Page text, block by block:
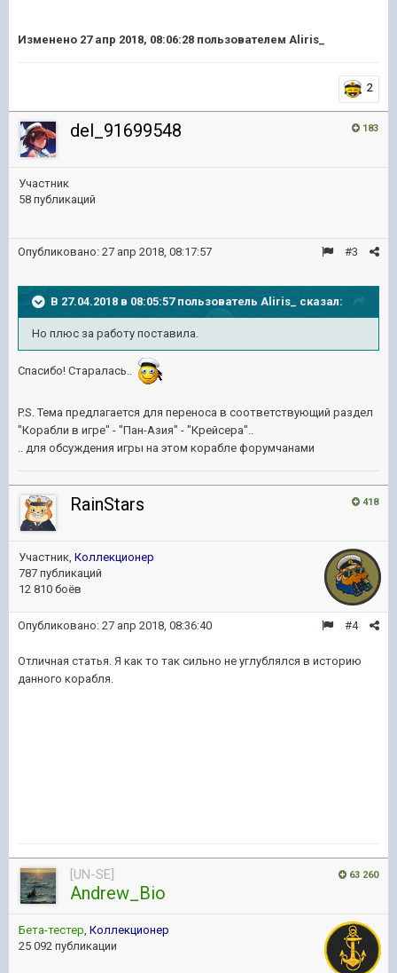
Изменено 27 апр 2018, 08:06:28 пользователем Aliris_
2
183
del_91699548
Участник
58 публикаций
#3
Опубликовано: 27 апр 2018, 08:17:57
В 27.04.2018 в 08:05:57 пользователь Aliris_ сказал:
Но плюс за работу поставила.
Спасибо! Старалась..
P.S. Тема предлагается для переноса в соответствующий раздел
"Корабли в игре" - "Пан-Азия" - "Крейсера"..
.. для обсуждения игры на этом корабле форумчанами
418
RainStars
Участник, Коллекционер
787 публикаций
12 810 боёв
#4
Опубликовано: 27 апр 2018, 08:36:40
Отличная статья. Я как то так сильно не углублялся в историю
данного корабля.
63 260
[UN-SE]
Andrew_Bio
Бета-тестер Коллекционер
25 092 публикации